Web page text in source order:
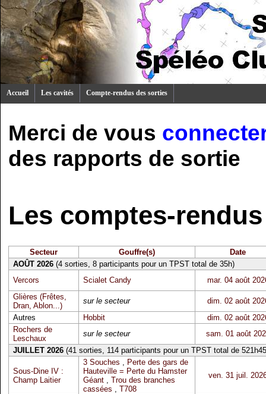
Accueil Les cavités Compte-rendus des sorties
Merci de vous
des rapports de sortie
Les comptes-
Secteur Gouffre(s)
Date
AOÛT 2026(4 sorties, 8 participants pour un TPST total de 35h)
Vercors
Scialet Candy
mar. 04 août
Glières (Frêtes,
Dran, Ablon...)
sur le secteur
dim. 02 août
Autres
Hobbit
dim. 02 août
Rochers de
Leschaux
sur le secteur
sam. 01 août
JUILLET 2026(41 sorties, 114 participants pour un TPST total de
Sous-Dine IV :
Champ Laitier
3 Souches , Perte des gars de
Hauteville = Perte du Hamster
Géant, Trou des branches
cassées , T708
ven. 31 juil.